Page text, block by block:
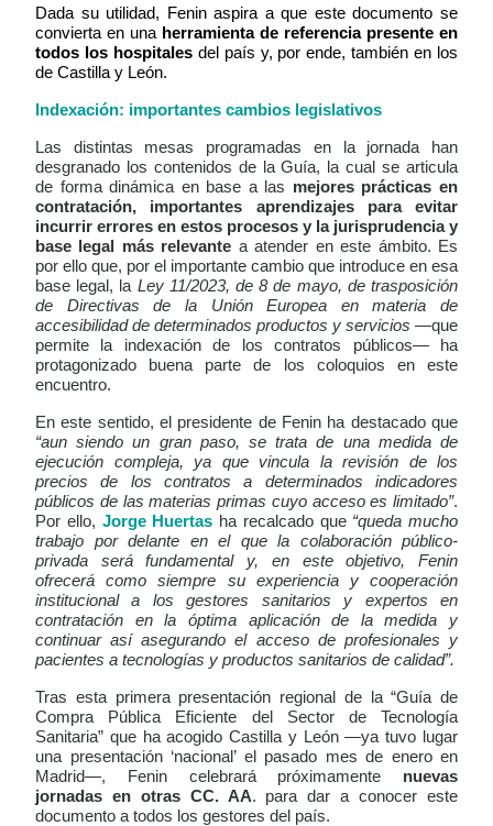
Dada su utilidad, Fenin aspira a que este documento se
convierta en una herramienta de referencia presente en
todos los hospitalesdel país y, por ende, también en los
de Castilla y León.
Indexación: importantes cambios legislativos
Las distintas mesas programadas en la jornada han
desgranado los contenidos de la Guía, la cual se articula
de forma dinámica en base a las mejores prácticas en
contratación, importantes aprendizajes para evitar
incurrir errores en estos procesos y la jurisprudencia y
base legal más relevante a atender en este ámbito. Es
por ello que, por el importante cambio que introduce en esa
base legal, la Ley 11/2023, de 8 de mayo, de trasposición
de Directivas de la Unión Europea en materia de
accesibilidad de determinados productos y servicios —que
permite la indexación de los contratos públicos— ha
protagonizado buena parte de los coloquios en este
encuentro.
En este sentido, el presidente de Fenin ha destacado que
“aun siendo un gran paso, se trata de una medida de
ejecución compleja, ya que vincula la revisión de los
precios de los contratos a determinados indicadores
públicos de las materias primas cuyo acceso es limitado”.
Por ello, Jorge Huertas ha recalcado que “queda mucho
trabajo por delante en el que la colaboración público-
privada será fundamental y, en este objetivo, Fenin
ofrecerá como siempre su experiencia y cooperación
institucional a los gestores sanitarios y expertos en
contratación en la óptima aplicación de la medida y
continuar así asegurando el acceso de profesionales y
pacientes a tecnologías y productos sanitarios de calidad”.
Tras esta primera presentación regional de la “Guía de
Compra Pública Eficiente del Sector de Tecnología
Sanitaria” que ha acogido Castilla y León —ya tuvo lugar
una presentación ‘nacional’ el pasado mes de enero en
Madrid—, Fenin celebrará próximamente nuevas
jornadas en otras CC. AA. para dar a conocer este
documento a todos los gestores del país.